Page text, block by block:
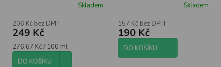
ů
Skladem
206 Kč bez DPH
249 Kč
Měrná
cena:
276,67 Kč / 100 ml
DO KOŠÍKU
produktu
je
5,0
5
Skladem
157 Kč bez DPH
190 Kč
DO KOŠÍKU